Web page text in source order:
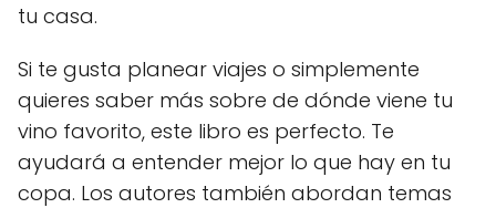
tu casa.
Si te gusta planear viajes o simplemente
quieres saber más sobre de dónde viene tu
vino favorito, este libro es perfecto. Te
ayudará a entender mejor lo que hay en tu
copa. Los autores también abordan temas